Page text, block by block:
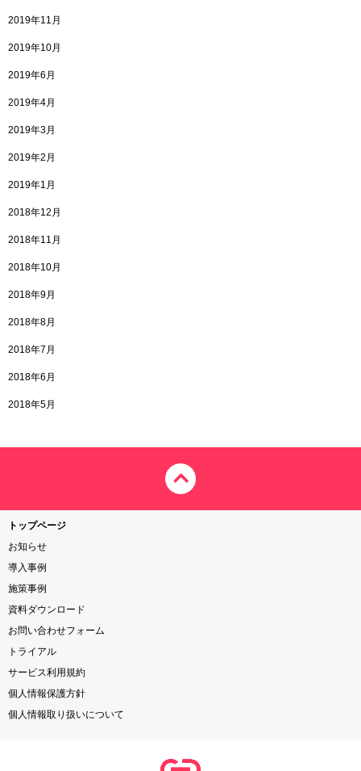
2019年11月
2019年10月
2019年6月
2019年4月
2019年3月
2019年2月
2019年1月
2018年12月
2018年11月
2018年10月
2018年9月
2018年8月
2018年7月
2018年6月
2018年5月
トップページ
お知らせ
導入事例
施策事例
資料ダウンロード
お問い合わせフォーム
トライアル
サービス利用規約
個人情報保護方針
個人情報取り扱いについて